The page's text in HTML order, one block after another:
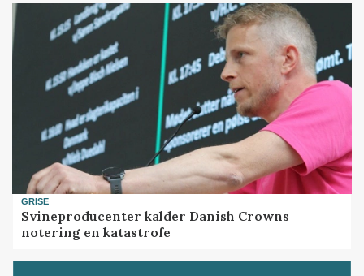
GRISE
Svineproducenter kalder Danish Crowns
notering en katastrofe